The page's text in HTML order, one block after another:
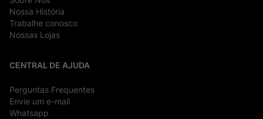
Nossa História
Trabalhe conosco
Nossas Lojas
CENTRAL DE AJUDA
Perguntas Frequentes
Envie um e-mail
Whatsapp